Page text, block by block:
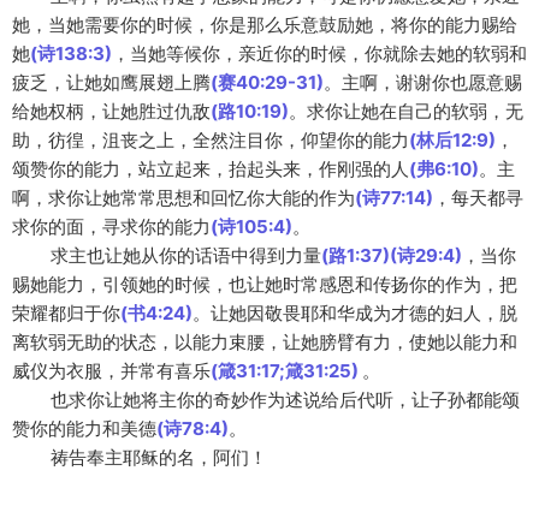
她，当她需要你的时候，你是那么乐意鼓励她，将你的能力赐给
她(诗138:3) ，当她等候你，亲近你的时候，你就除去她的软弱和
疲乏，让她如鹰展翅上腾(赛40:29-31)。主啊，谢谢你也愿意赐
给她权柄，让她胜过仇敌(路10:19)。求你让她在自己的软弱，无
助，彷徨，沮丧之上，全然注目你，仰望你的能力(林后12:9) ，
颂赞你的能力，站立起来，抬起头来，作刚强的人 (弗6:10)。主
啊，求你让她常常思想和回忆你大能的作为(诗77:14) ，每天都寻
求你的面，寻求你的能力(诗105:4)。
求主也让她从你的话语中得到力量(路1:37)(诗29:4) ，当你
赐她能力，引领她的时候，也让她时常感恩和传扬你的作为，把
荣耀都归于你(书4:24)。让她因敬畏耶和华成为才德的妇人，脱
离软弱无助的状态，以能力束腰，让她膀臂有力，使她以能力和
威仪为衣服，并常有喜乐(箴31:17;箴31:25) 。
也求你让她将主你的奇妙作为述说给后代听，让子孙都能颂
赞你的能力和美德(诗78:4)。
祷告奉主耶稣的名，阿们！